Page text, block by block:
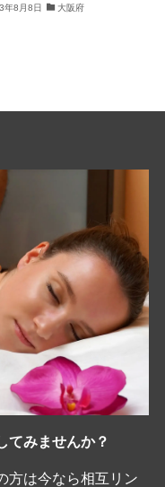
年8月8日 大阪府
てみませんか？
方は今なら相互リン